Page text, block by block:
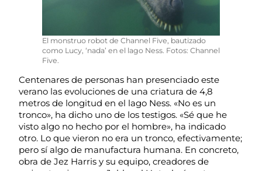
El monstruo robot de Channel Five, bautizado
como Lucy, ‘nada’ en el lago Ness. Fotos: Channel
Five.
Centenares de personas han presenciado este
verano las evoluciones de una criatura de 4,8
metros de longitud en el lago Ness. «No es un
tronco», ha dicho uno de los testigos. «Sé que he
visto algo no hecho por el hombre», ha indicado
otro. Lo que vieron no era un tronco, efectivamente;
pero sí algo de manufactura humana. En concreto,
obra de Jez Harris y su equipo, creadores de